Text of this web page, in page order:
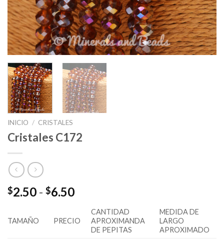
INICIO / CRISTALES
Cristales C172
$2.50 - $6.50Rango
precios:
desde
TAMAÑO PRECIO
CANTIDAD
APROXIMANDA
DE PEPITAS
MEDIDA DE
LARGO
APROXIMADO